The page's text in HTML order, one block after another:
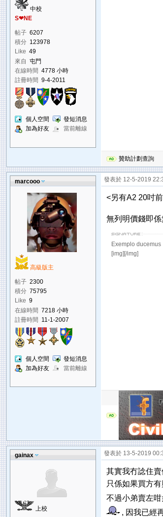
中校
S❤NE
帖子 6207
積分 123978
Like 49
來自
屯門
在線時間 4778 小時
註冊時間
9-4-2011
個人空間
發短消息
加為好友
當前離線
贊助計劃查詢
marcooo
高級版主
帖子 2300
積分 75795
Like 9
在線時間 7218 小時
註冊時間 11-1-2007
個人空間
發短消息
加為好友
當前離線
發表於 12-5-2019
<另有A2 20吋
無列明價錢即係
Exemplo ducemus
[img][/img]
gainax
上校
發表於 13-5-2019
其實我冇諗住
只係如果買方
不過小弟賣左
, 因我已經